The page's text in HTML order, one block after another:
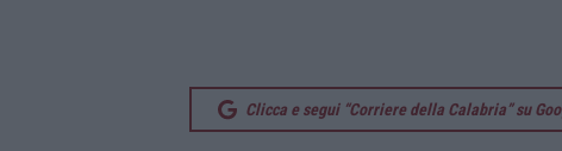
Clicca e segui “Corriere della Calabria” su